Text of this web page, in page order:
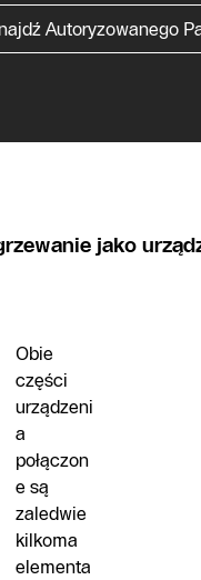
Autoryzowanego
jako
Obie
części
urządzeni
a
połączon
e są
zaledwie
kilkoma
elementa